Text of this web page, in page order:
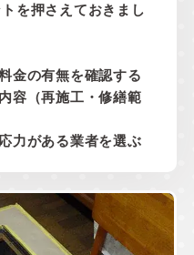
を押さえておきまし
金の有無を確認する
容（再施工・修繕範
力がある業者を選ぶ